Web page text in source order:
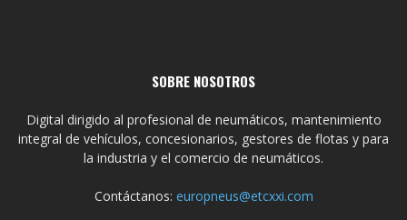
SOBRE NOSOTROS
Digital dirigido al profesional de neumáticos, mantenimiento
integral de vehículos, concesionarios, gestores de flotas y para
la industria y el comercio de neumáticos.
Contáctanos: europneus@etcxxi.com